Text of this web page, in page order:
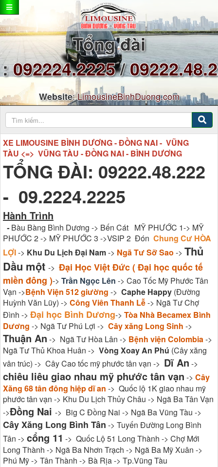
Tổng đài
:092224.2225/
Website:LimousineBinhDuong.com
XE LIMOUSINE BÌNH DƯƠNG - ĐỒNG NAI - VŨNG
TÀU <=> VŨNG TÀU - ĐỒNG NAI - BÌNH DƯƠNG
TỔNG ĐÀI: 09222.48.222
- 09.2224.2225
Hành Trình
-Bàu Bàng Bình Dương -> Bến Cát MỸ PHƯỚC 1-> MỸ
PHƯỚC 2 -> MỸ PHƯỚC 3 ->VSIP 2 Đón Chung Cư HÒA
LỢI-> Khu Du Lịch Đại Nam-> Ngã Tư Sỡ Sao -> Thủ
Dầu một -> Đại Học Việt Đức ( Đại học quốc tế
miền đông )-> Trần Ngọc Lên -> Cao Tốc Mỹ Phước Tân
Vạn ->Bệnh Viện 512 giường -> Caphe Happy (Đường
Huỳnh Văn Lũy) -> Công Viên Thanh Lễ-> Ngã Tư Chợ
Đình -> Đại học Bình Dương-> Tòa Nhà Becamex Bình
Dương -> Ngã Tư Phú Lợi -> Cây xăng Long Sinh ->
Thuận An -> Ngã Tư Hòa Lân -> Bệnh viện Colombia->
Ngã Tư Thủ Khoa Huân -> Vòng Xoay An Phú (Cây xăng
vân trúc) -> Cây Cao tốc mỹ phước tân vạn -> Dĩ An ->
chiêu liêu giao nhau mỹ phước tân vạn -> Cây
Xăng 68 tân đông hiệp dĩ an -> Quốc lộ 1K giao nhau mỹ
phước tân vạn -> Khu Du Lịch Thủy Châu -> Ngã Ba Tân Vạn
->Đồng Nai -> Big C Đồng Nai -> Ngã Ba Vũng Tàu ->
Cây Xăng Long Bình Tân -> Tuyến Đường Long Bình
Tân -> cổng 11 -> Quốc Lộ 51 Long Thành -> Chợ Mới
Long Thành -> Ngã Ba Nhơn Trạch -> Ngã Ba Mỹ Xuân ->
Phú Mỹ -> Tân Thành -> Bà Rịa -> Tp.Vũng Tàu